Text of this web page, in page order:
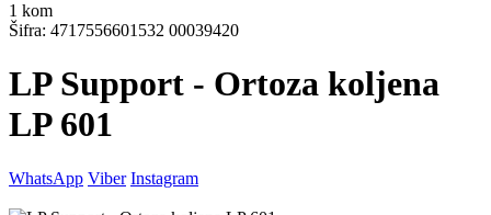
1 kom
Šifra: 4717556601532 00039420
LP Support - Ortoza koljena
LP 601
WhatsApp Viber Instagram